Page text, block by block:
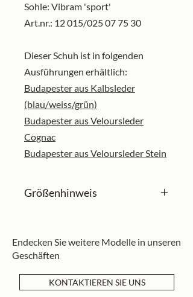
Sohle: Vibram 'sport'
Art.nr.: 12 015/025 07 75 30
Dieser Schuh ist in folgenden
Ausführungen erhältlich:
Budapester aus Kalbsleder
(blau/weiss/grün)
Budapester aus Veloursleder
Cognac
Budapester aus Veloursleder Stein
Größenhinweis
der Regel etwas größer aus. Falls
Sie noch keine Schuhe von uns
besitzen, empfehlen wir eine halbe
Nummer kleiner zu bestellen.
Endecken Sie weitere Modelle in unseren
Geschäften
KONTAKTIEREN SIE UNS